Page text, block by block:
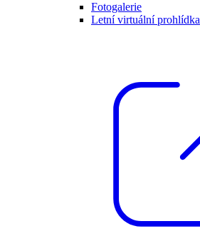
Fotogalerie
Letní virtuální prohlídka